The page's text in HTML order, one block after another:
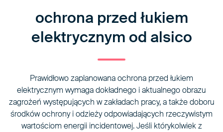
ochrona przed łukiem
elektrycznym od alsico
Prawidłowo zaplanowana ochrona przed łukiem
elektrycznym wymaga dokładnego i aktualnego obrazu
zagrożeń występujących w zakładach pracy, a także doboru
środków ochrony i odzieży odpowiadających rzeczywistym
wartościom energii incidentowej. Jeśli którykolwiek z